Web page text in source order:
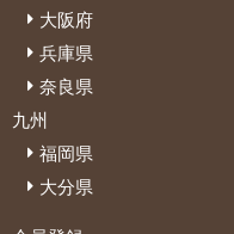
大阪府
兵庫県
奈良県
九州
福岡県
大分県